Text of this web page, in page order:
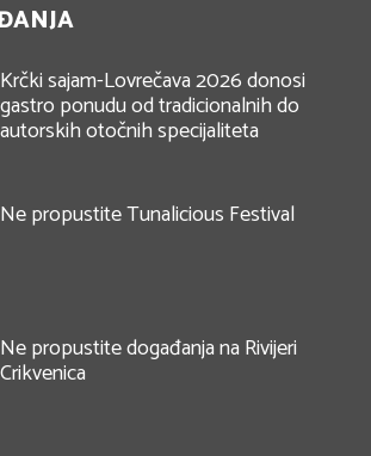
Krčki sajam-Lovrečava 2026 donosi
gastro ponudu od tradicionalnih do
autorskih otočnih specijaliteta
Ne propustite Tunalicious Festival
Ne propustite događanja na Rivijeri
Crikvenica